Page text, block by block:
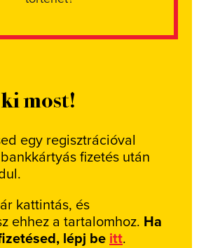
most!
egy regisztrációval
fizetés után
kattintás, és
ehhez a tartalomhoz. Ha
lépj be itt.